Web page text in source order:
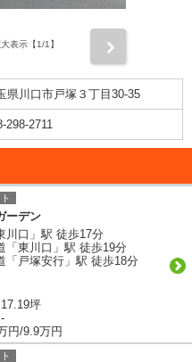
表示【1/1】
県川口市戸塚３丁目30-35
298-2711
ーデン
川口」駅 徒歩17分
「東川口」駅 徒歩19分
「戸塚安行」駅 徒歩18分
坪
円/9.9万円